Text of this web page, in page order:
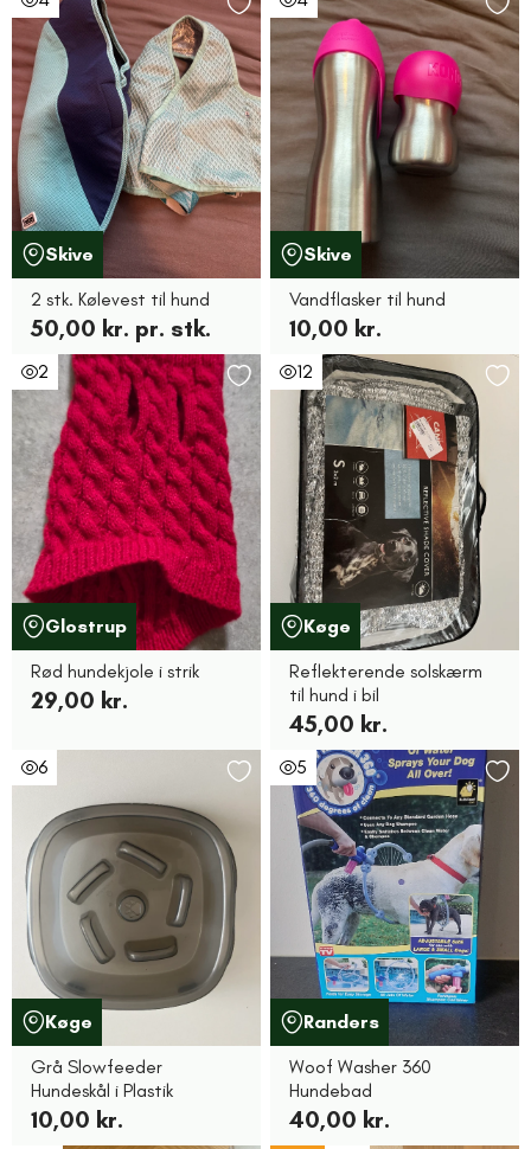
Skive
2 stk. Kølevest til hund
50,00 kr. pr. stk.
Skive
Vandflasker til hund
10,00 kr.
2
Glostrup
Rød hundekjole i strik
29,00 kr.
12
Køge
Reflekterende solskærm
til hund i bil
45,00 kr.
6
Køge
Grå Slowfeeder
Hundeskål i Plastik
10,00 kr.
5
Randers
Woof Washer 360
Hundebad
40,00 kr.